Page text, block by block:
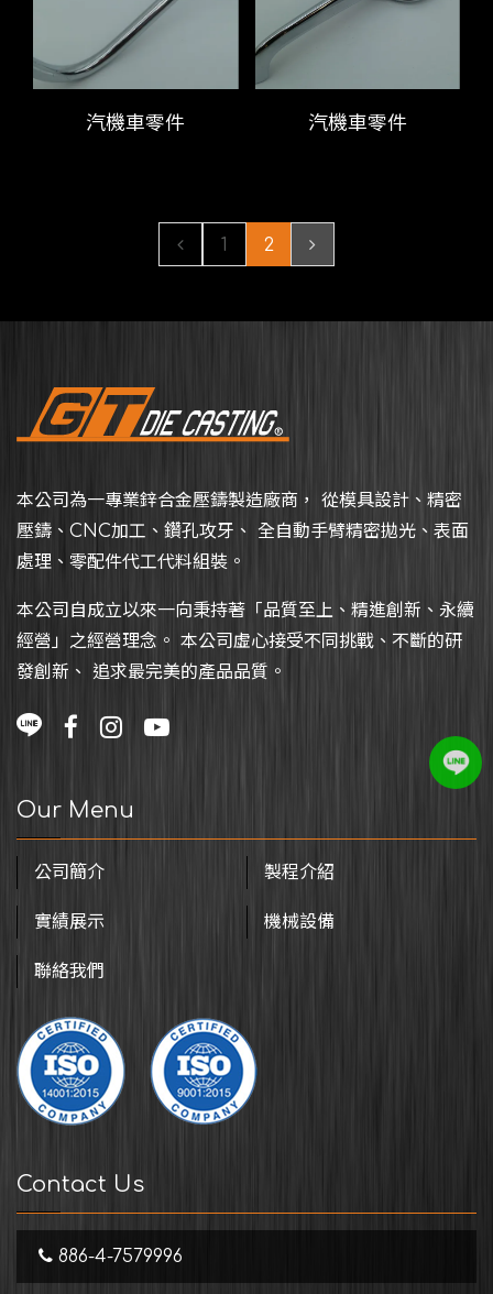
汽機車零件 汽機車零件
1 2
本公司為一專業鋅合金壓鑄製造廠商， 從模具設計、精密
壓鑄、CNC加工、鑽孔攻牙、 全自動手臂精密拋光、表面
處理、零配件代工代料組裝。
本公司自成立以來一向秉持著「品質至上、精進創新、永續
經營」之經營理念。 本公司虛心接受不同挑戰、不斷的研
發創新、 追求最完美的產品品質。
Our Menu
公司簡介 製程介紹
實績展示 機械設備
聯絡我們
Contact Us
886-4-7579996